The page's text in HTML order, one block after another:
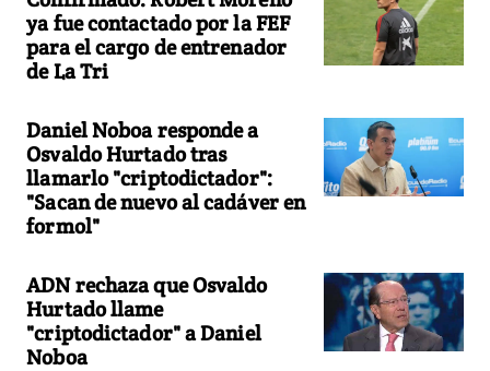
ya fue contactado por la FEF
para el cargo de entrenador
de La Tri
Daniel Noboa responde a
Osvaldo Hurtado tras
llamarlo "criptodictador":
"Sacan de nuevo al cadáver en
formol"
ADN rechaza que Osvaldo
Hurtado llame
"criptodictador" a Daniel
Noboa